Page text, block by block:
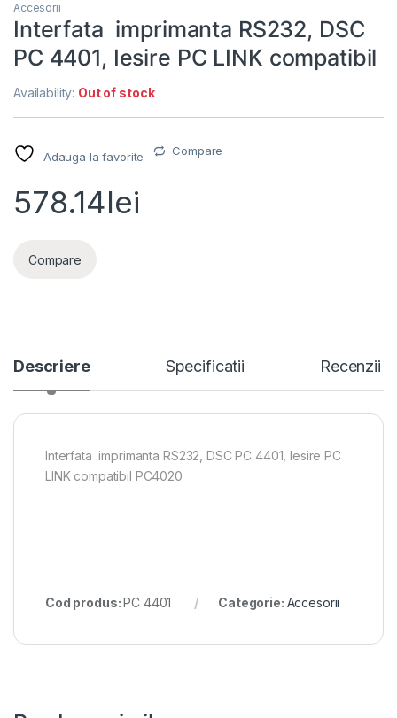
Accesorii
Interfata imprimanta RS232, DSC
PC 4401, Iesire PC LINK compatibil
Availability: Out of stock
Adauga la favorite Compare
578.14lei
Compare
Descriere Specificatii Recenzii
Interfata imprimanta RS232, DSC PC 4401, Iesire PC
LINK compatibil PC4020
Cod produs:PC 4401 Categorie: Accesorii